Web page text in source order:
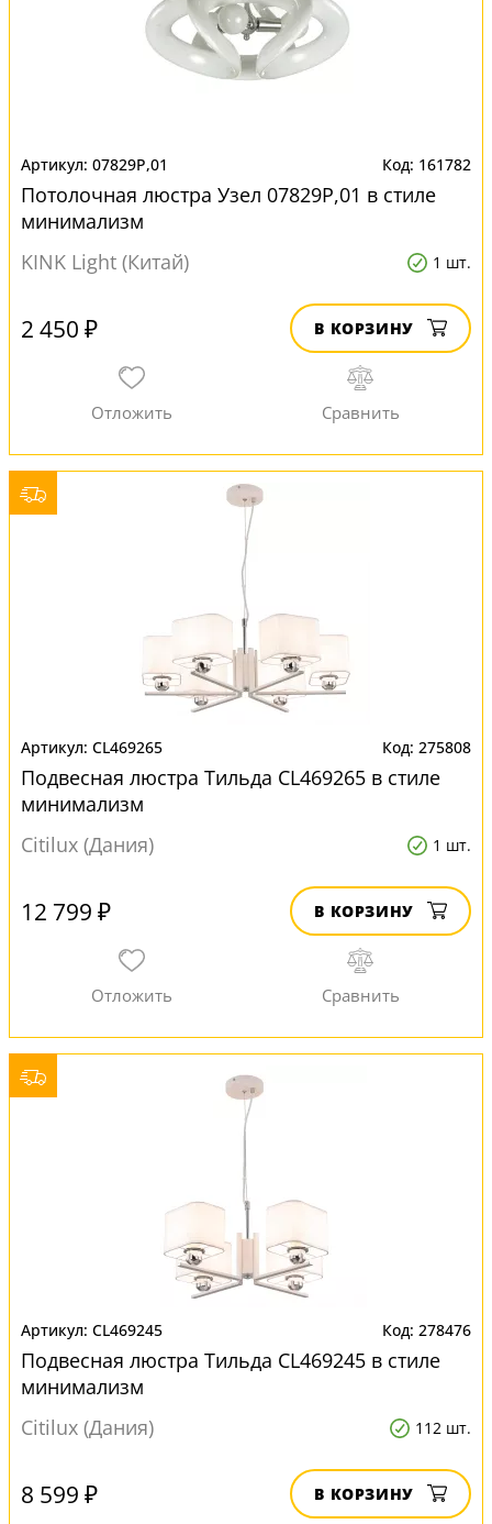
07829Р,01 161782
Потолочная люстра Узел 07829Р,01 в стиле
минимализм
KINK Light (Китай)
1 шт.
2 450 ₽ В КОРЗИНУ
CL469265 275808
Подвесная люстра Тильда CL469265 в стиле
минимализм
Citilux (Дания)
1 шт.
12 799 ₽ В КОРЗИНУ
CL469245 278476
Подвесная люстра Тильда CL469245 в стиле
минимализм
Citilux (Дания)
112 шт.
8 599 ₽ В КОРЗИНУ